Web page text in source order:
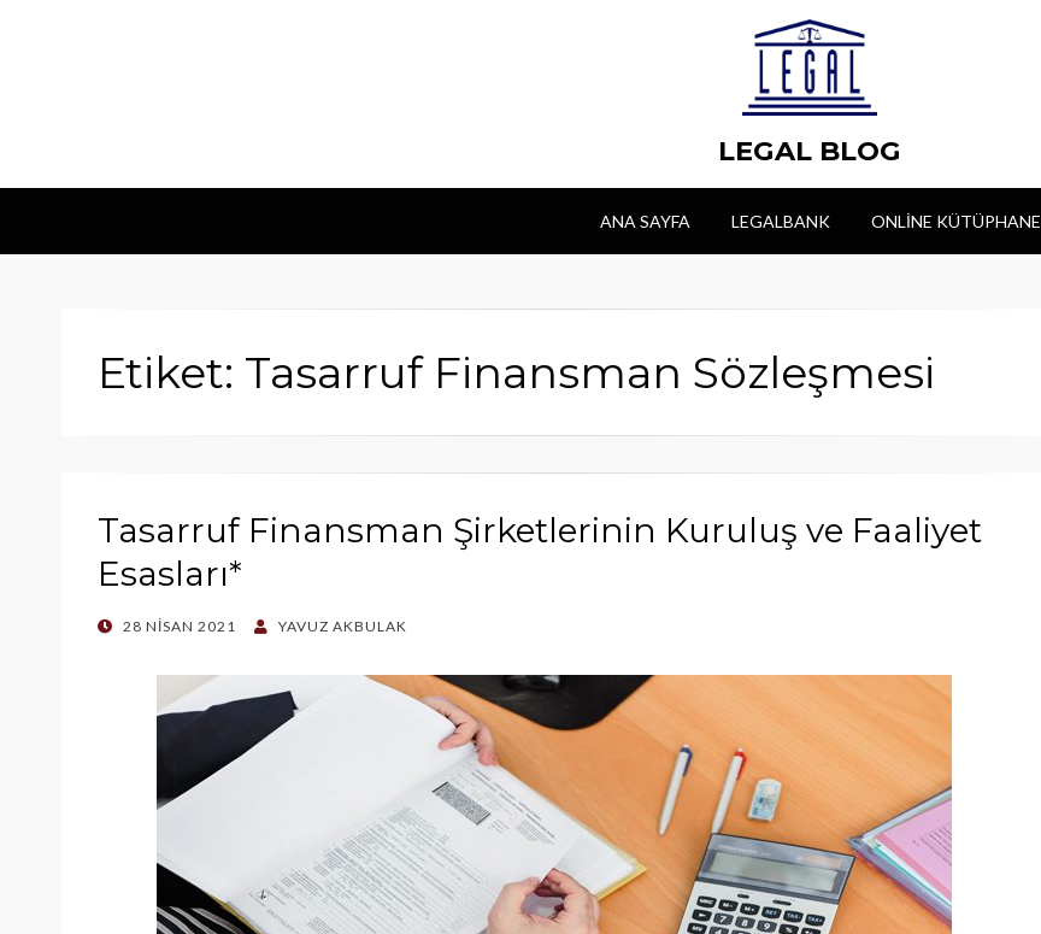
LEGAL BLOG
ANA SAYFA LEGALBANK ONLINE KÜTÜPHANE
Etiket: Tasarruf Finansman Sözleşmesi
Tasarruf Finansman Şirketlerinin Kuruluş ve Faaliyet
Esasları*
POSTED
28 NISAN 2021 YAVUZ AKBULAK